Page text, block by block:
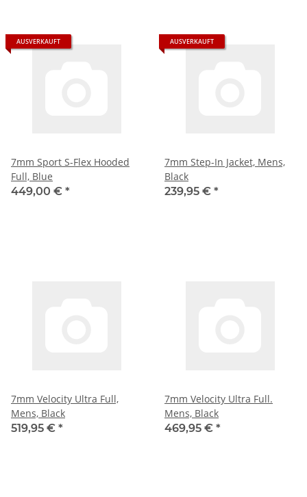
AUSVERKAUFT
7mm Sport S-Flex Hooded
Full, Blue
449,00 € *
AUSVERKAUFT
7mm Step-In Jacket, Mens,
Black
239,95 € *
7mm Velocity Ultra Full,
Mens, Black
519,95 € *
7mm Velocity Ultra Full.
Mens, Black
469,95 € *